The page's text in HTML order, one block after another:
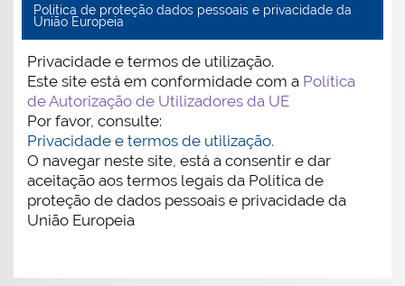
Politica de proteção dados pessoais e privacidade da
União Europeia
Privacidade e termos de utilização.
Este site está em conformidade com a Política
de Autorização de Utilizadores da UE
Por favor, consulte:
Privacidade e termos de utilização.
O navegar neste site, está a consentir e dar
aceitação aos termos legais da Política de
proteção de dados pessoais e privacidade da
União Europeia